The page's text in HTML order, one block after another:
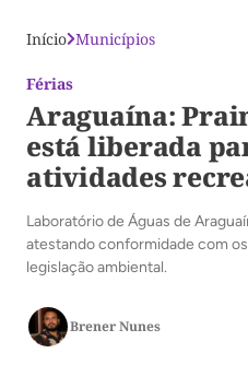
Início Municípios
Férias
Araguaína:
está liberada
atividades
Laboratório de Águas de
atestando conformidade com
legislação ambiental.
Brener Nunes